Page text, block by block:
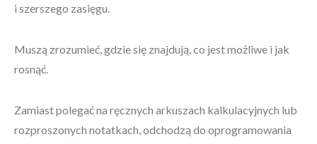
i szerszego zasięgu.
Muszą zrozumieć, gdzie się znajdują, co jest możliwe i jak
rosnąć.
Zamiast polegać na ręcznych arkuszach kalkulacyjnych lub
rozproszonych notatkach, odchodzą do oprogramowania